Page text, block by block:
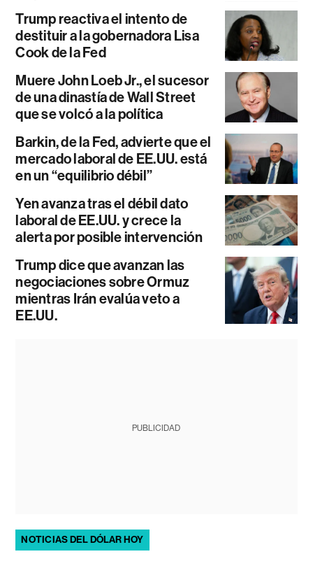
Trump reactiva el intento de
destituir a la gobernadora Lisa
Cook de la Fed
Muere John Loeb Jr., el sucesor
de una dinastía de Wall Street
que se volcó a la política
Barkin, de la Fed, advierte que el
mercado laboral de EE.UU. está
en un “equilibrio débil”
Yen avanza tras el débil dato
laboral de EE.UU. y crece la
alerta por posible intervención
Trump dice que avanzan las
negociaciones sobre Ormuz
mientras Irán evalúa veto a
EE.UU.
PUBLICIDAD
NOTICIAS DEL DÓLAR HOY